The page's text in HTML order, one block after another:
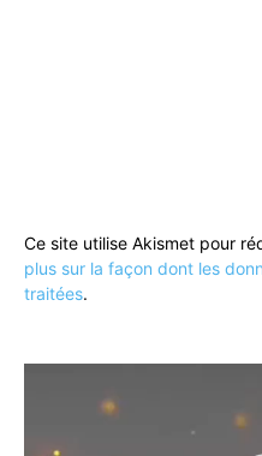
Ce site utilise Akismet pour
plus sur la façon dont les
traitées.